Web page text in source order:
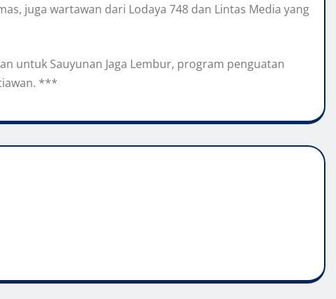
juga wartawan dari Lodaya 748 dan Lintas Media yang
untuk Sauyunan Jaga Lembur, program penguatan
***